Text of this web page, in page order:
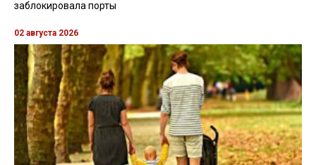
заблокировала порты
02 августа 2026